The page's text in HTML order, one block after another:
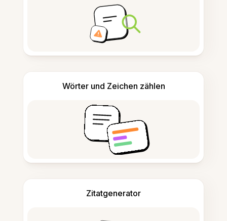
Wörter und Zeichen zählen
Zitatgenerator